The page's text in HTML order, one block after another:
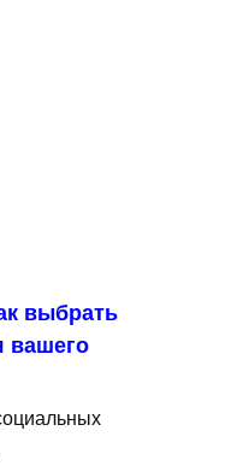
выбрать
вашего